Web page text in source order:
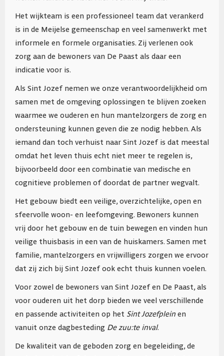
Het wijkteam is een professioneel team dat verankerd
is in de Meijelse gemeenschap en veel samenwerkt met
informele en formele organisaties. Zij verlenen ook
zorg aan de bewoners van De Paast als daar een
indicatie voor is.
Als Sint Jozef nemen we onze verantwoordelijkheid om
samen met de omgeving oplossingen te blijven zoeken
waarmee we ouderen en hun mantelzorgers de zorg en
ondersteuning kunnen geven die ze nodig hebben. Als
iemand dan toch verhuist naar Sint Jozef is dat meestal
omdat het leven thuis echt niet meer te regelen is,
bijvoorbeeld door een combinatie van medische en
cognitieve problemen of doordat de partner wegvalt.
Het gebouw biedt een veilige, overzichtelijke, open en
sfeervolle woon- en leefomgeving. Bewoners kunnen
vrij door het gebouw en de tuin bewegen en vinden hun
veilige thuisbasis in een van de huiskamers. Samen met
familie, mantelzorgers en vrijwilligers zorgen we ervoor
dat zij zich bij Sint Jozef ook echt thuis kunnen voelen.
Voor zowel de bewoners van Sint Jozef en De Paast, als
voor ouderen uit het dorp bieden we veel verschillende
en passende activiteiten op het Sint Jozefplein en
vanuit onze dagbesteding De zuu:te inval.
De kwaliteit van de geboden zorg en begeleiding, de